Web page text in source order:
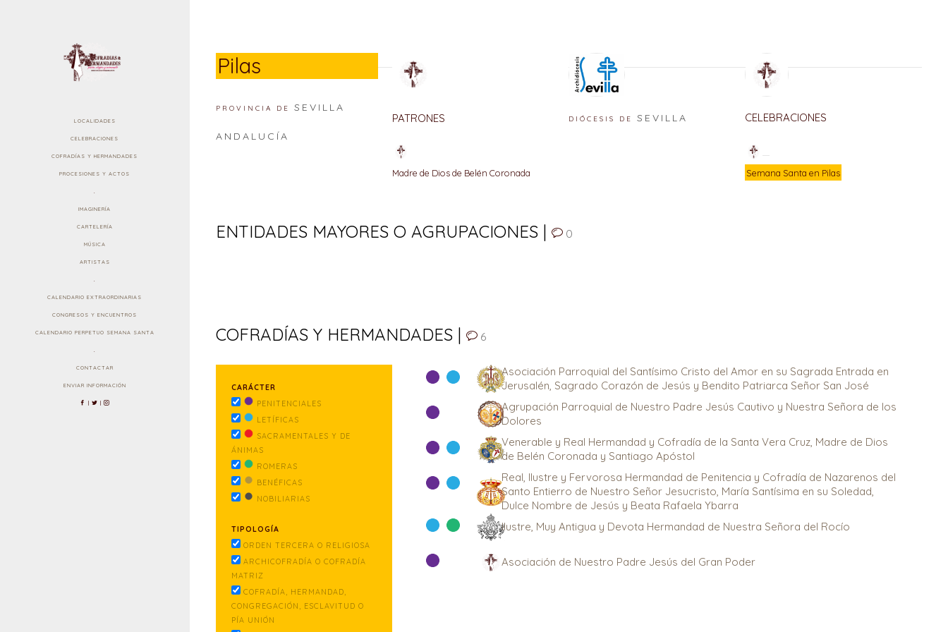
LOCALIDADES
CELEBRACIONES
COFRADÍAS Y HERMANDADES
PROCESIONES Y ACTOS
.
IMAGINERÍA
CARTELERÍA
MÚSICA
ARTISTAS
.
CALENDARIO EXTRAORDINARIAS
CONGRESOS Y ENCUENTROS
CALENDARIO PERPETUO SEMANA SANTA
.
CONTACTAR
ENVIAR INFORMACIÓN
| |
Pilas
PROVINCIA DESEVILLA
ANDALUCÍA
PATRONES
Madre de Dios de Belén Coronada
DIÓCESIS DESEVILLA CELEBRACIONES
Semana Santa en Pilas
ENTIDADES MAYORES O AGRUPACIONES | 0
COFRADÍAS Y HERMANDADES | 6
CARÁCTER
PENITENCIALES
LETÍFICAS
SACRAMENTALES Y DE
ÁNIMAS
ROMERAS
BENÉFICAS
NOBILIARIAS
TIPOLOGÍA
ORDEN TERCERA O RELIGIOSA
ARCHICOFRADÍA O COFRADÍA
MATRIZ
COFRADÍA, HERMANDAD,
CONGREGACIÓN, ESCLAVITUD O
PÍA UNIÓN
Asociación Parroquial del Santísimo Cristo del Amor en su Sagrada Entrada en
Jerusalén, Sagrado Corazón de Jesús y Bendito Patriarca Señor San José
Agrupación Parroquial de Nuestro Padre Jesús Cautivo y Nuestra Señora de los
Dolores
Venerable y Real Hermandad y Cofradía de la Santa Vera Cruz, Madre de Dios
de Belén Coronada y Santiago Apóstol
Real, Ilustre y Fervorosa Hermandad de Penitencia y Cofradía de Nazarenos del
Santo Entierro de Nuestro Señor Jesucristo, María Santísima en su Soledad,
Dulce Nombre de Jesús y Beata Rafaela Ybarra
Ilustre, Muy Antigua y Devota Hermandad de Nuestra Señora del Rocío
Asociación de Nuestro Padre Jesús del Gran Poder